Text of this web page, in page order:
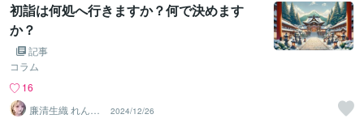
初詣は何処へ行きますか？何で決めます
か？
記事
コラム
16
廉清生織 れんせ
い さき
2024/12/26